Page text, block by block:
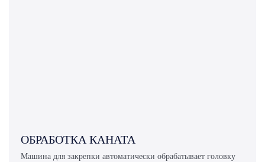
ОБРАБОТКА КАНАТА
Машина для закрепки автоматически обрабатывает головку